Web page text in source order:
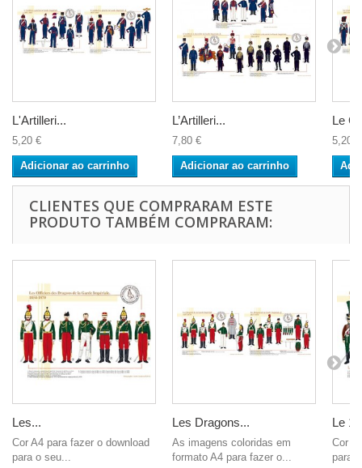
L'Artilleri...
5,20 €
Adicionar ao carrinho
L’Artilleri...
7,80 €
Adicionar ao carrinho
Le
5,20 €
CLIENTES QUE COMPRARAM ESTE
PRODUTO TAMBÉM COMPRARAM:
Les...
Cor A4 para fazer o download
para o seu...
Les Dragons...
As imagens coloridas em
formato A4 para fazer o...
Le
Cor
para